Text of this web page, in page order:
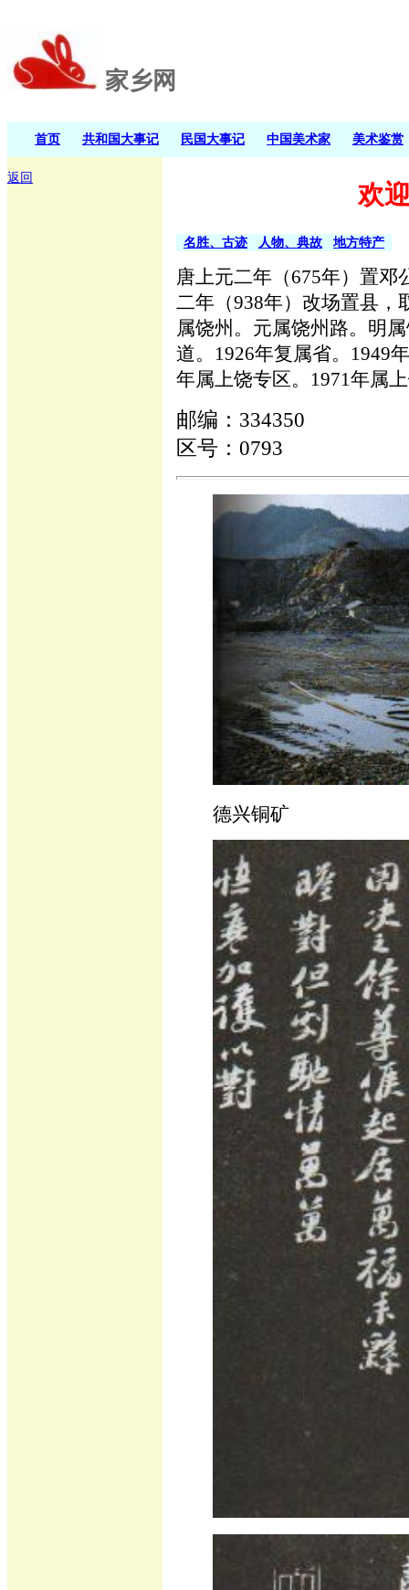
家乡网
首页 共和国大事记 民国大事记 中国美术家 美术鉴赏
返回
欢
名胜、古迹 人物、典故 地方特产
唐上元二年（675年）置
二年（938年）改场置县，
属饶州。元属饶州路。明
道。1926年复属省。1949
年属上饶专区。1971年属
邮编：334350
区号：0793
德兴铜矿